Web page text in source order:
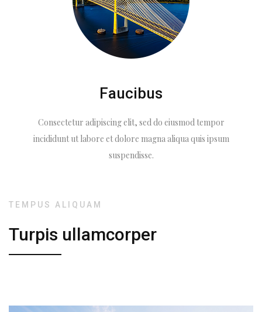
Faucibus
Consectetur adipiscing elit, sed do eiusmod tempor
incididunt ut labore et dolore magna aliqua quis ipsum
suspendisse.
TEMPUS ALIQUAM
Turpis ullamcorper